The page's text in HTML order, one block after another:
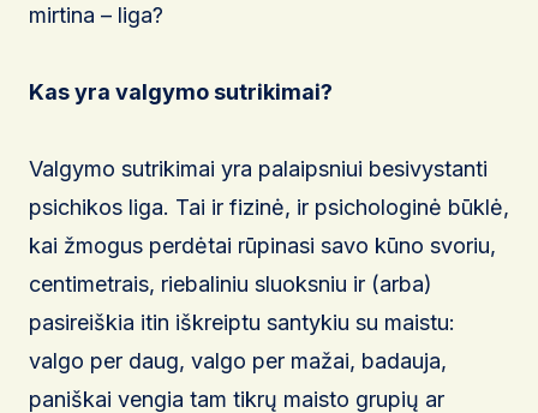
mirtina – liga?
Kas yra valgymo sutrikimai?
Valgymo sutrikimai yra palaipsniui besivystanti
psichikos liga. Tai ir fizinė, ir psichologinė būklė,
kai žmogus perdėtai rūpinasi savo kūno svoriu,
centimetrais, riebaliniu sluoksniu ir (arba)
pasireiškia itin iškreiptu santykiu su maistu:
valgo per daug, valgo per mažai, badauja,
paniškai vengia tam tikrų maisto grupių ar